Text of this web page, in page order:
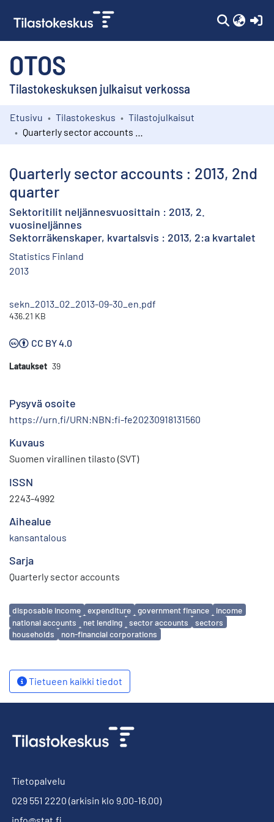
OTOS
Tilastokeskuksen julkaisut verkossa
Kokoelmat
Etusivu Tilastokeskus
Tilastojulkaisut
Quarterly sector accounts : 2013, 2nd
quarter
Sektoritilit neljännesvuosittain : 2013, 2.
vuosineljännes
Sektorräkenskaper, kvartalsvis : 2013, 2:a kvartalet
Statistics Finland
2013
sekn_2013_02_2013-09-30_en.pdf
436.21 KB
CC BY 4.0
Lataukset 39
Pysyvä osoite
https://urn.fi/URN:NBN:fi-fe20230918131560
Kuvaus
Suomen virallinen tilasto (SVT)
ISSN
2243-4992
Aihealue
kansantalous
Sarja
Quarterly sector accounts
Avainsanat
disposable income expenditure government finance
income
national accounts
net lending sector accounts
sectors
households
non-financial corporations
Tietueen kaikki tiedot
Tietopalvelu
029 551 2220 (arkisin klo 9.00-16.00)